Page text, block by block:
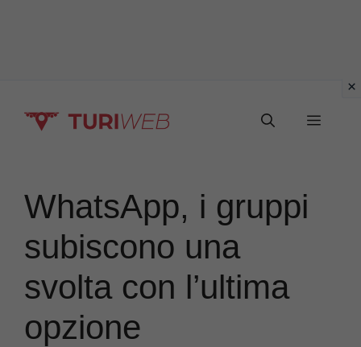
Menu
WhatsApp, i gruppi
subiscono una
svolta con l’ultima
opzione